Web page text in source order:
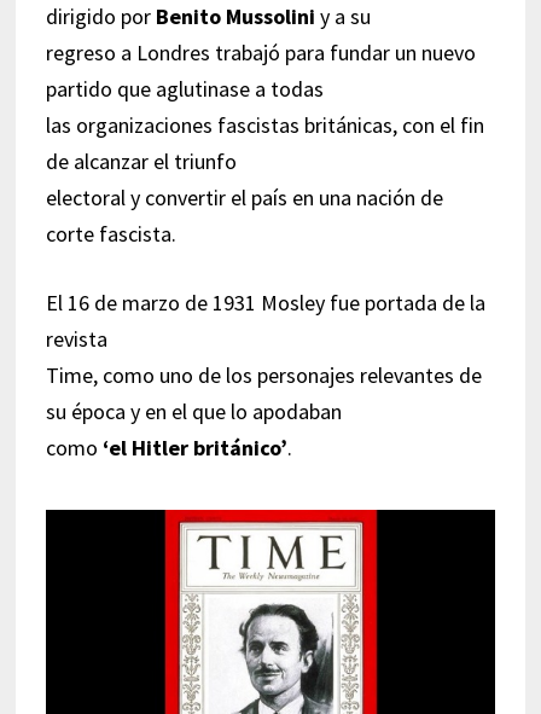
dirigido por Benito Mussolini y a su
regreso a Londres trabajó para fundar un nuevo
partido que aglutinase a todas
las organizaciones fascistas británicas, con el fin
de alcanzar el triunfo
electoral y convertir el país en una nación de
corte fascista.
El 16 de marzo de 1931 Mosley fue portada de la
revista
Time, como uno de los personajes relevantes de
su época y en el que lo apodaban
como ‘el Hitler británico’.